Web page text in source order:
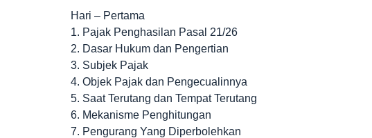
Hari – Pertama
1. Pajak Penghasilan Pasal 21/26
2. Dasar Hukum dan Pengertian
3. Subjek Pajak
4. Objek Pajak dan Pengecualinnya
5. Saat Terutang dan Tempat Terutang
6. Mekanisme Penghitungan
7. Pengurang Yang Diperbolehkan